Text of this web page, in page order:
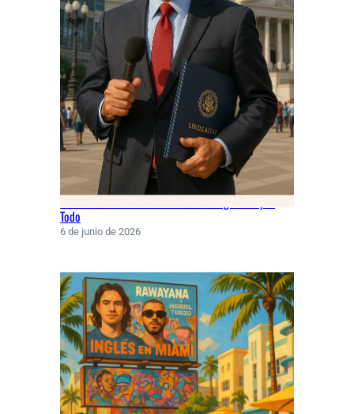
Todo
6 de junio de 2026